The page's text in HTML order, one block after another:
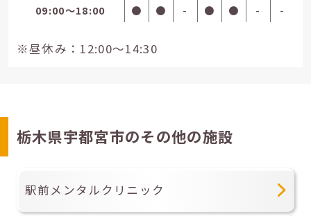
09:00〜18:00 ● ● - ● ● - -
※昼休み：12:00～14:30
栃木県宇都宮市のその他の施設
駅前メンタルクリニック